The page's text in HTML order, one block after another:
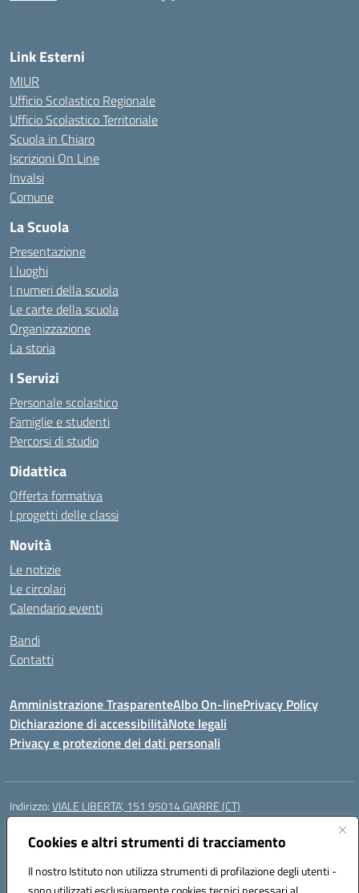
Cookies e altri strumenti di tracciamento
Il nostro Istituto non utilizza strumenti di profilazione degli utenti -
Link Esterni
MIUR
Ufficio Scolastico Regionale
Ufficio Scolastico Territoriale
Scuola in Chiaro
Iscrizioni On Line
Invalsi
Comune
La Scuola
Presentazione
I luoghi
I numeri della scuola
Le carte della scuola
Organizzazione
La storia
I Servizi
Personale scolastico
Famiglie e studenti
Percorsi di studio
Didattica
Offerta formativa
I progetti delle classi
Novità
Le notizie
Le circolari
Calendario eventi
Bandi
Contatti
Amministrazione TrasparenteAlbo On-linePrivacy Policy
Dichiarazione di accessibilitàNote legali
Privacy e protezione dei dati personali
Indirizzo:VIALE LIBERTA’, 151 95014 GIARRE (CT)
Centralino:
Posta elettronica certificata (PEC):ctmm151004@pec.istruzione.it
Codice fiscale: 92032760875
Codice meccanografico:CTMM151004